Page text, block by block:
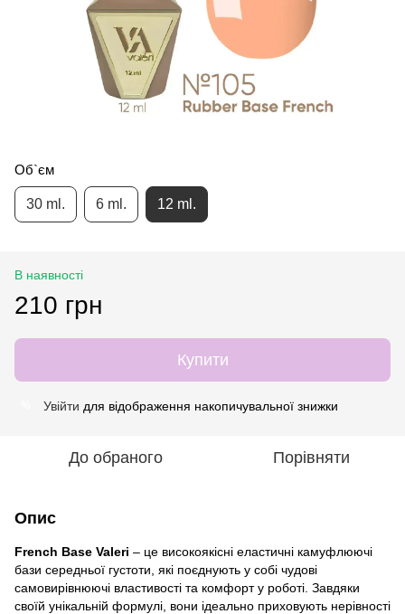
Об`єм
30 ml. 6 ml. 12 ml.
В наявності
210 грн
Купити
Увійти для відображення накопичувальної знижки
До обраного Порівняти
Опис
French Base Valeri – це високоякісні еластичні камуфлюючі
бази середньої густоти, які поєднують у собі чудові
самовирівнюючі властивості та комфорт у роботі. Завдяки
своїй унікальній формулі, вони ідеально приховують нерівності